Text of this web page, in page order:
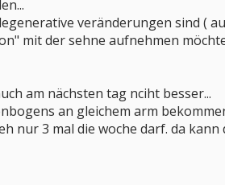
veränderungen sind (
mit der sehne aufnehmen
am nächsten tag nciht besser...
an gleichem arm
nur 3 mal die woche darf. da kann